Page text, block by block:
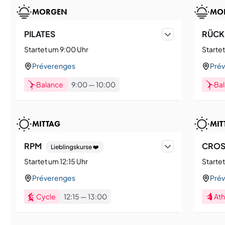
MORGEN
PILATES
Startet um 9:00 Uhr
Préverenges
Balance 9:00—10:00
MITTAG
RPM Lieblingskurse ❤️
Startet um 12:15 Uhr
Préverenges
Cycle 12:15 —13:00
Startet